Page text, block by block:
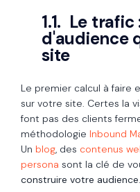
1.1. Le
d'audience
site
Le premier calcul à faire
sur votre site. Certes la
font pas des clients
méthodologie Inbound
Un blog, des contenus
persona sont la clé de
construire votre audience.